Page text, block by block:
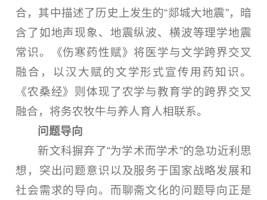
合，其中描述了历史上发生的“郯城大地震”，暗
含了如地声现象、地震纵波、横波等理学地震
常识。《伤寒药性赋》将医学与文学跨界交叉
融合，以汉大赋的文学形式宣传用药知识。
《农桑经》则体现了农学与教育学的跨界交叉
融合，将务农牧牛与养人育人相联系。
问题导向
新文科摒弃了“为学术而学术”的急功近利思
想，突出问题意识以及服务于国家战略发展和
社会需求的导向。而聊斋文化的问题导向正是